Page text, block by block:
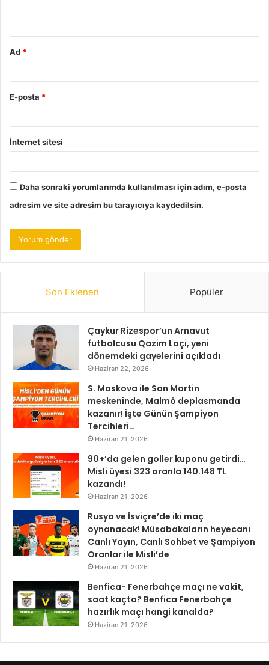
Ad *
E-posta *
İnternet sitesi
Daha sonraki yorumlarımda kullanılması için adım, e-posta
adresim ve site adresim bu tarayıcıya kaydedilsin.
Son Eklenen Popüler
Çaykur Rizespor’un Arnavut
futbolcusu Qazim Laçi, yeni
dönemdeki gayelerini açıkladı
Haziran 22, 2026
S. Moskova ile San Martin
meskeninde, Malmö deplasmanda
kazanır! İşte Günün Şampiyon
Tercihleri…
Haziran 21, 2026
90+’da gelen goller kuponu getirdi…
Misli üyesi 323 oranla 140.148 TL
kazandı!
Haziran 21, 2026
Rusya ve İsviçre’de iki maç
oynanacak! Müsabakaların heyecanı
Canlı Yayın, Canlı Sohbet ve Şampiyon
Oranlar ile Misli’de
Haziran 21, 2026
Benfica- Fenerbahçe maçı ne vakit,
saat kaçta? Benfica Fenerbahçe
hazırlık maçı hangi kanalda?
Haziran 21, 2026